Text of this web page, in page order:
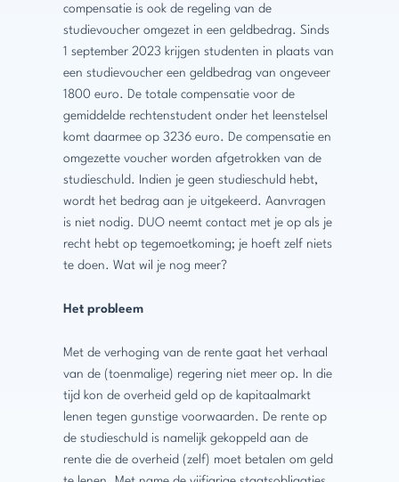
compensatie is ook de regeling van de
studievoucher omgezet in een geldbedrag. Sinds
1 september 2023 krijgen studenten in plaats van
een studievoucher een geldbedrag van ongeveer
1800 euro. De totale compensatie voor de
gemiddelde rechtenstudent onder het leenstelsel
komt daarmee op 3236 euro. De compensatie en
omgezette voucher worden afgetrokken van de
studieschuld. Indien je geen studieschuld hebt,
wordt het bedrag aan je uitgekeerd. Aanvragen
is niet nodig. DUO neemt contact met je op als je
recht hebt op tegemoetkoming; je hoeft zelf niets
te doen. Wat wil je nog meer?
Het probleem
Met de verhoging van de rente gaat het verhaal
van de (toenmalige) regering niet meer op. In die
tijd kon de overheid geld op de kapitaalmarkt
lenen tegen gunstige voorwaarden. De rente op
de studieschuld is namelijk gekoppeld aan de
rente die de overheid (zelf) moet betalen om geld